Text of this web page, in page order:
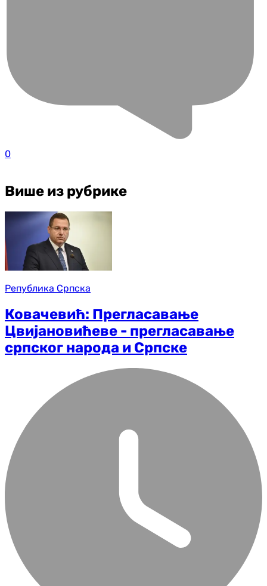
0
Више из рубрике
Република Српска
Ковачевић: Прегласавање
Цвијановићеве - прегласавање
српског народа и Српске